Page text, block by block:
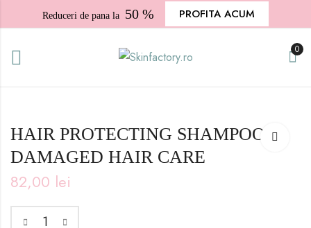
Reduceri de pana la 50 % PROFITA ACUM
0
HAIR PROTECTING SHAMPOO
DAMAGED HAIR CARE
82,00 lei